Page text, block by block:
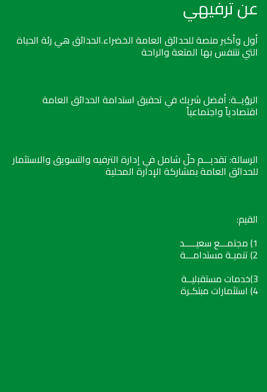
عن ترفيهي
أول وأكبر منصة للحدائق العامة الخضراء.الحدائق هي رئة الحياة
التي نتنفس بها المتعة والراحة
الرؤيــة: أفضل شريك في تحقيق استدامة الحدائق العامة
اقتصادياً واجتماعياً
الرسالة: تقديـــم حلّ شامل في إدارة الترفيه والتسويق والاستثمار
للحدائق العامة بمشاركة الإدارة المحلية
القيم:
1) مجتمـــع سعيـــــد
2) تنميـة مستدامـــة
3)خدمات مستقبليــة
4) استثمارات مبتكـرة